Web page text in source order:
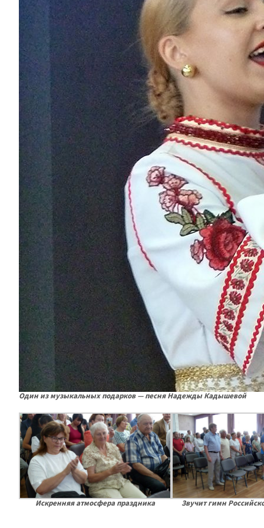
Один из музыкальных подарков — песня Надежды Кадышевой
Искренняя атмосфера праздника Звучит гимн